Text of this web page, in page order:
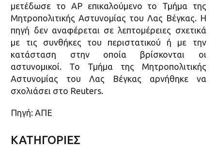
μετέδωσε το AP επικαλούμενο το Τμήμα της
Μητροπολιτικής Αστυνομίας του Λας Βέγκας. Η
πηγή δεν αναφέρεται σε λεπτομέρειες σχετικά
με τις συνθήκες του περιστατικού ή με την
κατάσταση στην οποία βρίσκονται οι
αστυνομικοί. Το Τμήμα της Μητροπολιτικής
Αστυνομίας του Λας Βέγκας αρνήθηκε να
σχολιάσει στο Reuters.
Πηγή: ΑΠΕ
ΚΑΤΗΓΟΡΙΕΣ